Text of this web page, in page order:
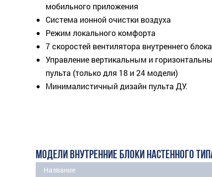
мобильного приложения
Система ионной очистки воздуха
Режим локального комфорта
7 скоростей вентилятора внутреннего блока
Управление вертикальным и
пульта (только для 18 и 24 модели)
Минималистичный дизайн пульта ДУ.
МОДЕЛИ ВНУТРЕННИЕ БЛОКИ НАСТЕННОГО
Название